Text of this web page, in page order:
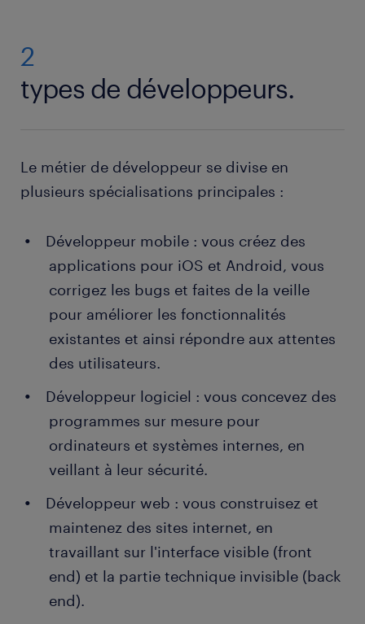
2
types de développeurs.
Le métier de développeur se divise en
plusieurs spécialisations principales :
Développeur mobile : vous créez des
applications pour iOS et Android, vous
corrigez les bugs et faites de la veille
pour améliorer les fonctionnalités
existantes et ainsi répondre aux attentes
des utilisateurs.
Développeur logiciel : vous concevez des
programmes sur mesure pour
ordinateurs et systèmes internes, en
veillant à leur sécurité.
Développeur web : vous construisez et
maintenez des sites internet, en
travaillant sur l'interface visible (front
end) et la partie technique invisible (back
end).